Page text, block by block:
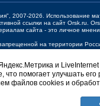
2007-2026. Использование
ссылки на сайт Orsk.ru
сайта - это личное
на территории
и
помогает улучшать его
файлов cookies и